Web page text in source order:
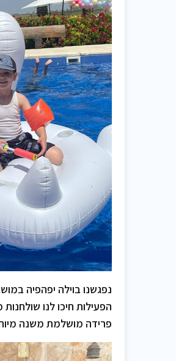
נפגשנו בוילה יפהפיה
הפעילות חיכו לנו
פרידה מושלמת משנה